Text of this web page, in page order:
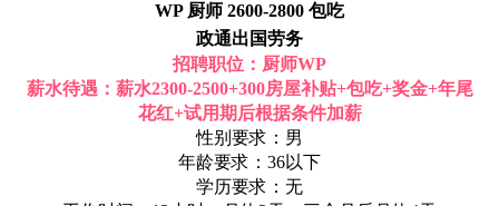
WP 厨师 2600-2800 包吃
政通出国劳务
招聘职位：厨师WP
薪水待遇：薪水2300-2500+300房屋补贴+包吃+奖金+年尾
花红+试用期后根据条件加薪
性别要求：男
年龄要求：36以下
学历要求：无